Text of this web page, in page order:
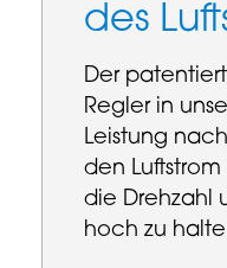
des
Der
Regler in
Leistung
den
die Drehzahl
hoch zu